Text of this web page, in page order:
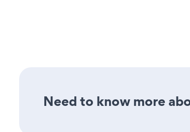
Need to know more